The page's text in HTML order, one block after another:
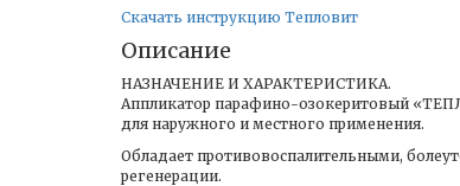
Скачать инструкцию Тепловит
Описание
НАЗНАЧЕНИЕ И ХАРАКТЕРИСТИКА.
Аппликатор парафино-озокеритовый
для наружного и местного применения.
Обладает противовоспалительными,
регенерации.